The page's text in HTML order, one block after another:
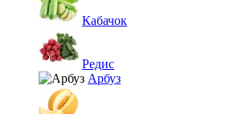
Кабачок
Редис
Арбуз